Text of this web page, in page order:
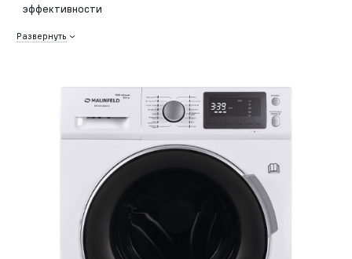
эффективности
Развернуть